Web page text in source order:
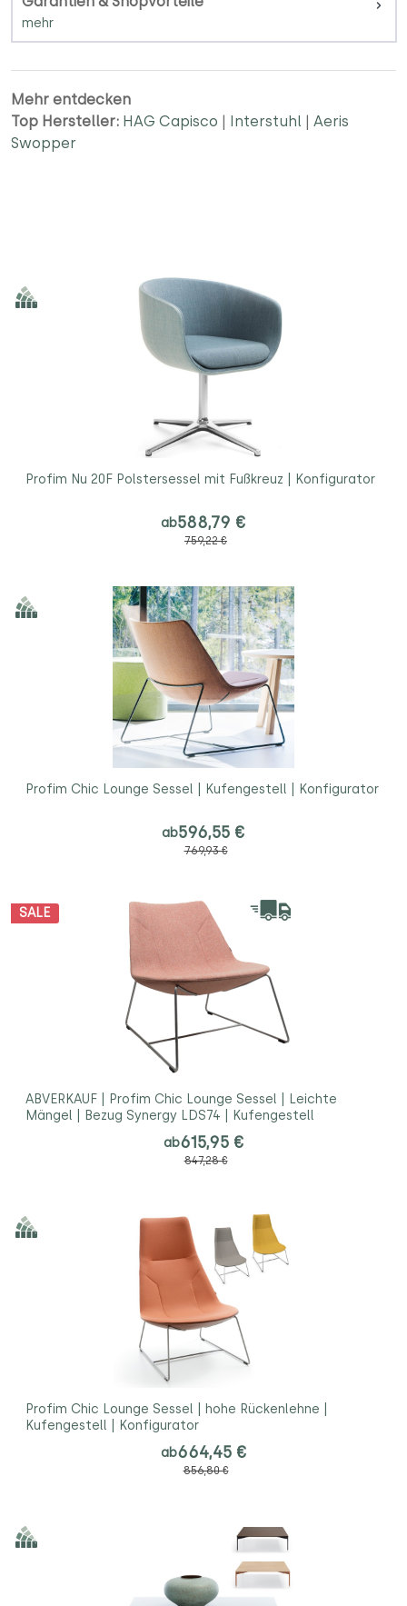
Mehr entdecken
Top Hersteller: HAG Capisco | Interstuhl | Aeris
Swopper
Profim Nu 20F Polstersessel mit Fußkreuz | Konfigurator
ab588,79 €
759,22 €
Profim Chic Lounge Sessel | Kufengestell | Konfigurator
ab596,55 €
769,93 €
SALE
ABVERKAUF | Profim Chic Lounge Sessel | Leichte
Mängel | Bezug Synergy LDS74 | Kufengestell
ab615,95 €
847,28 €
Profim Chic Lounge Sessel | hohe Rückenlehne |
Kufengestell | Konfigurator
ab664,45 €
856,80 €